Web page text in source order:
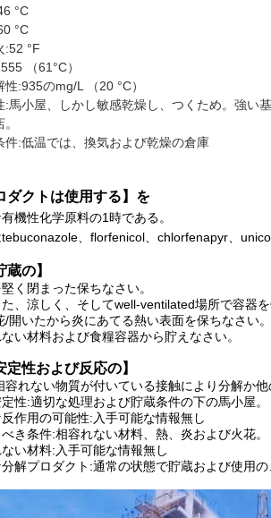
°C
°C
:52 °F
（61°C）
性:935のmg/L （20 °C）
:馬小屋、しかし敏感乾燥し、つくため。強い
件:低温では、換気および乾燥の倉庫
ダクトは使用する】を
機性化学原料の1時である。
、florfenicol、chlorfenapyr、
蔵の】
く閉まった保ちなさい。
、涼しく、そしてwell-ventilated場所で容器を
/開いたから炎にあてる熱い表面を保ちなさい。
い材料および食糧容器から貯えなさい。
定性および反応の】
容れない物質が付いている接触により分解か
性:適切な処理および貯蔵条件の下の馬小屋。
作用の可能性:入手可能な情報無し
き条件:相容れない材料、熱、炎および火花。
い材料:入手可能な情報無し
解プロダクト:通常の状態で貯蔵および使用